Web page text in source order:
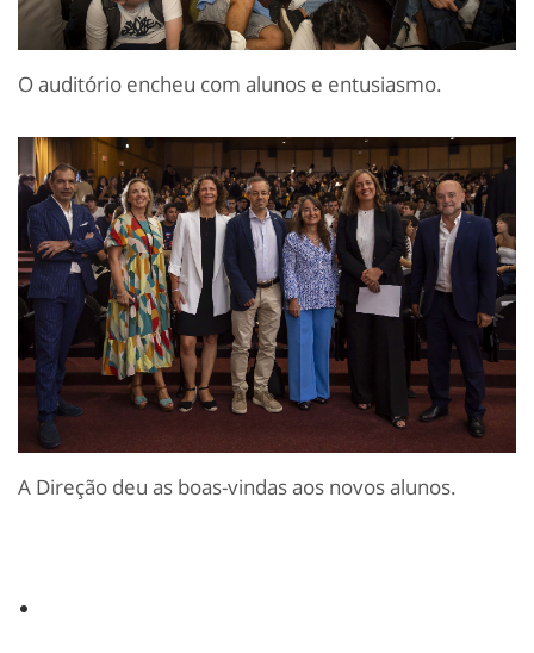
O auditório encheu com alunos e entusiasmo.
A Direção deu as boas-vindas aos novos alunos.